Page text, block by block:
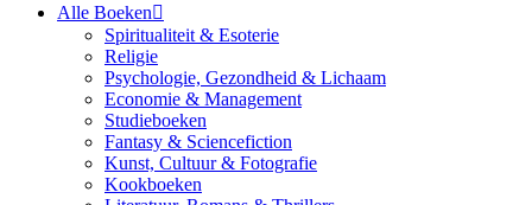
Alle Boeken
Spiritualiteit & Esoterie
Religie
Psychologie, Gezondheid & Lichaam
Economie & Management
Studieboeken
Fantasy & Sciencefiction
Kunst, Cultuur & Fotografie
Kookboeken